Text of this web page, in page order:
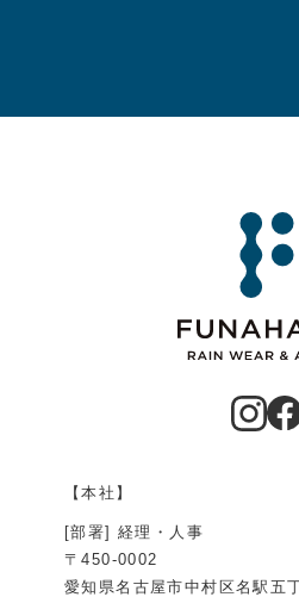
【本社】
[部署] 経理・人事
〒450-0002
愛知県名古屋市中村区名駅五